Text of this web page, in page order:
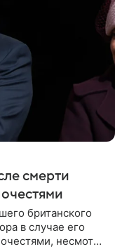
смерти
британского
в случае его
несмотря